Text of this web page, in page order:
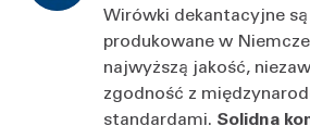
Wirówki dekantacyjne
produkowane w
najwyższą jakość,
zgodność z
standardami. Solidna